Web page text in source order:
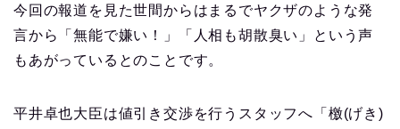
今回の報道を見た世間からはまるでヤクザのような発
言から「無能で嫌い！」「人相も胡散臭い」という声
もあがっているとのことです。
平井卓也大臣は値引き交渉を行うスタッフへ「檄(げき)